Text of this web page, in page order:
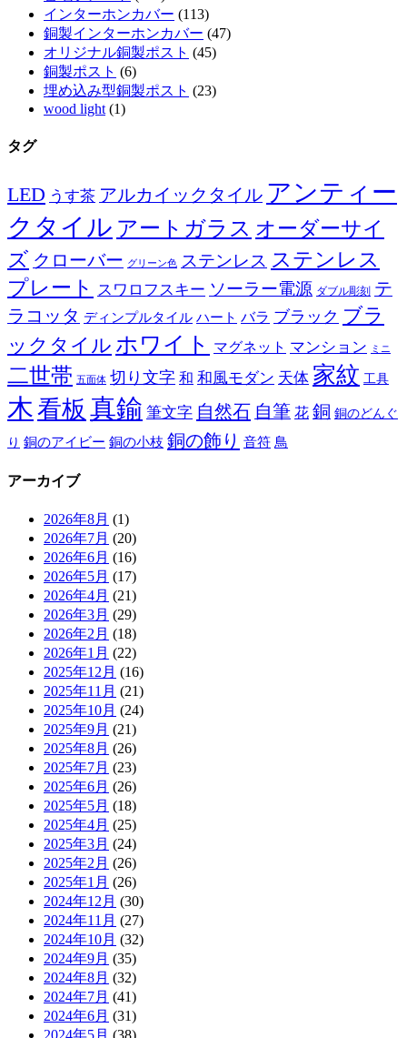
インターホンカバー (113)
銅製インターホンカバー (47)
オリジナル銅製ポスト (45)
銅製ポスト (6)
埋め込み型銅製ポスト (23)
wood light (1)
タグ
LED うす茶 アルカイックタイル アンティー
クタイル アートガラス オーダーサイ
ズ クローバー グリーン色 ステンレス ステンレス
プレート スワロフスキー ソーラー電源 ダブル彫刻 テ
ラコッタ ディンプルタイル ハート バラ ブラック ブラ
ックタイル ホワイト マグネット マンション ミニ
二世帯 五面体 切り文字 和 和風モダン 天体 家紋 工具
木看板 真鍮 筆文字 自然石 自筆 花 銅 銅のどんぐ
り 銅のアイビー 銅の小枝 銅の飾り 音符 鳥
アーカイブ
2026年8月 (1)
2026年7月 (20)
2026年6月 (16)
2026年5月 (17)
2026年4月 (21)
2026年3月 (29)
2026年2月 (18)
2026年1月 (22)
2025年12月 (16)
2025年11月 (21)
2025年10月 (24)
2025年9月 (21)
2025年8月 (26)
2025年7月 (23)
2025年6月 (26)
2025年5月 (18)
2025年4月 (25)
2025年3月 (24)
2025年2月 (26)
2025年1月 (26)
2024年12月 (30)
2024年11月 (27)
2024年10月 (32)
2024年9月 (35)
2024年8月 (32)
2024年7月 (41)
2024年6月 (31)